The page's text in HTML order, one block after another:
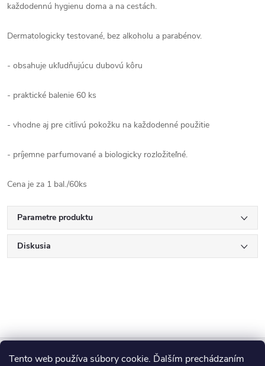
Tento web používa súbory cookie. Ďalším prechádzaním
každodennú hygienu doma a na cestách.
Dermatologicky testované, bez alkoholu a parabénov.
- obsahuje ukľudňujúcu dubovú kôru
- praktické balenie 60 ks
- vhodne aj pre citlivú pokožku na každodenné použitie
- príjemne parfumované a biologicky rozložiteľné.
Cena je za 1 bal./60ks
Parametre produktu
Diskusia
Z